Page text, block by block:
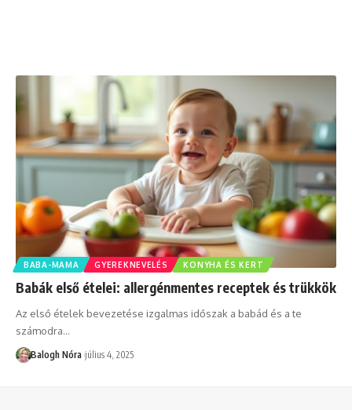
BABA-MAMA GYEREKNEVELÉS KONYHA ÉS KERT
Babák első ételei: allergénmentes receptek és trükkök
Az első ételek bevezetése izgalmas időszak a babád és a te
számodra…
Balogh Nóra július 4, 2025